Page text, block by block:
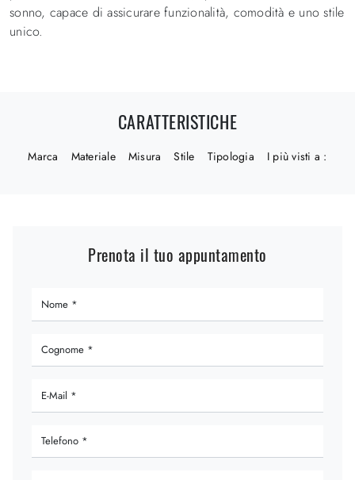
sonno, capace di assicurare funzionalità, comodità e uno stile
unico.
CARATTERISTICHE
Marca Materiale Misura Stile Tipologia I più visti a :
Prenota il tuo appuntamento